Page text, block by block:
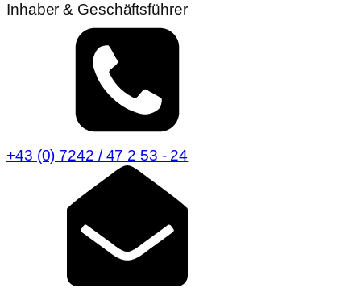
Inhaber & Geschäftsführer
+43 (0) 7242 / 47 2 53 - 24